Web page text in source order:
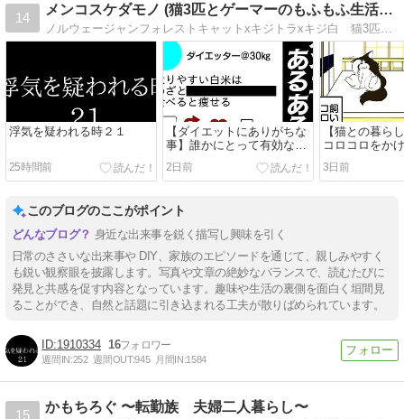
14
メンコスケダモノ (猫3匹とゲーマーのもふもふ生活漫画絵日…
ノルウェージャンフォレストキャットxキジトラxキジ白 猫3匹とゲーマーのもふもふ生活漫画絵日記「メンコスケダモノ」 3匹の愛猫との日常から、飼い主の思い出話まで。毎日更新中
浮気を疑われる時２１
25時間前
【ダイエットにありがちな
事】誰かにとって有効なダ
イエット情報が、万人に当
てはまるとは限らない
2日前
【猫との暮ら
コロコロをか
の理由
3日前
このブログのここがポイント
身近な出来事を鋭く描写し興味を引く
日常のささいな出来事や DIY、家族のエピソードを通じて、親しみやすく
も鋭い観察眼を披露します。写真や文章の絶妙なバランスで、読むたびに
発見と共感を促す内容となっています。趣味や生活の裏側を面白く垣間見
ることができ、自然と話題に引き込まれる工夫が散りばめられています。
1910334 16
週間IN:252 週間OUT:945 月間IN:1584
15
かもちろぐ 〜転勤族 夫婦二人暮らし〜